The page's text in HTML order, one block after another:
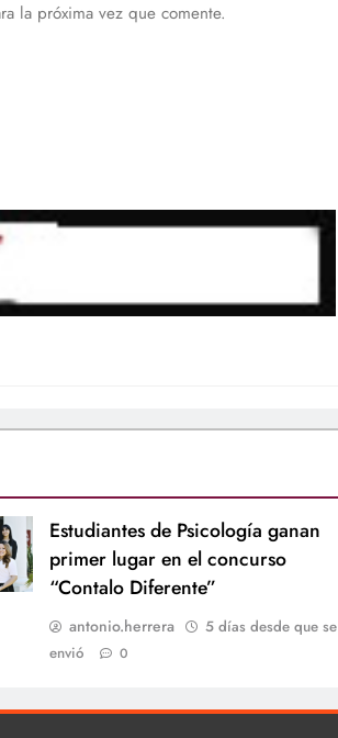
la próxima vez que comente.
Estudiantes de Psicología ganan
primer lugar en el concurso
“Contalo Diferente”
antonio.herrera
5 días desde que se
envió
0